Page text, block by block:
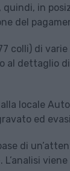
in
del
colli) di
al dettaglio
locale
ed
di